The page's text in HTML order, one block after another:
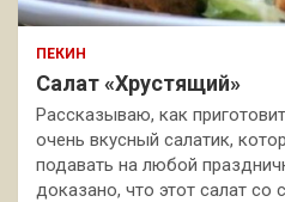
ПЕКИН
Салат «Хрустящий»
Рассказываю, как
очень вкусный салатик,
подавать на любой
доказано, что этот салат со